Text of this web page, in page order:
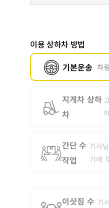
이용 상하차 방법
기본운송 차
지게차 상하
차
간단 수
작업
기사
기에
이삿짐 수 기